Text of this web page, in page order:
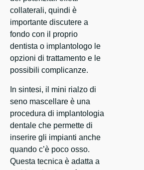
collaterali, quindi è
importante discutere a
fondo con il proprio
dentista o implantologo le
opzioni di trattamento e le
possibili complicanze.
In sintesi, il mini rialzo di
seno mascellare è una
procedura di implantologia
dentale che permette di
inserire gli impianti anche
quando c’è poco osso.
Questa tecnica è adatta a